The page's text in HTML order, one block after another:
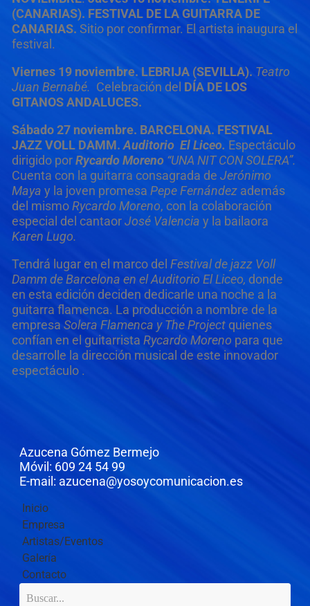
(CANARIAS). FESTIVAL DE LA GUITARRA DE
CANARIAS. Sitio por confirmar. El artista inaugura el
festival.
Viernes 19 noviembre. LEBRIJA (SEVILLA). Teatro
Juan Bernabé. Celebración del DÍA DE LOS
GITANOS ANDALUCES.
Sábado 27 noviembre. BARCELONA. FESTIVAL
JAZZ VOLL DAMM. Auditorio El Liceo. Espectáculo
dirigido porRycardo Moreno“UNA NIT CON SOLERA”.
Cuenta con la guitarra consagrada de Jerónimo
Maya y la joven promesa Pepe Fernándezademás
del mismoRycardo Moreno, con la colaboración
especial del cantaorJosé Valencia y la bailaora
Karen Lugo.
Tendrá lugar en el marco del Festival de jazz Voll
Damm de Barcelona en el Auditorio El Liceo, donde
en esta edición deciden dedicarle una noche a la
guitarra flamenca. La producción a nombre de la
empresa Solera Flamenca y The Projectquienes
confían en el guitarrista Rycardo Moreno para que
desarrolle la dirección musical de este innovador
espectáculo .
Azucena Gómez Bermejo
Móvil: 609 24 54 99
E-mail: azucena@yosoycomunicacion.es
Inicio
Empresa
Artistas/Eventos
Galería
Contacto